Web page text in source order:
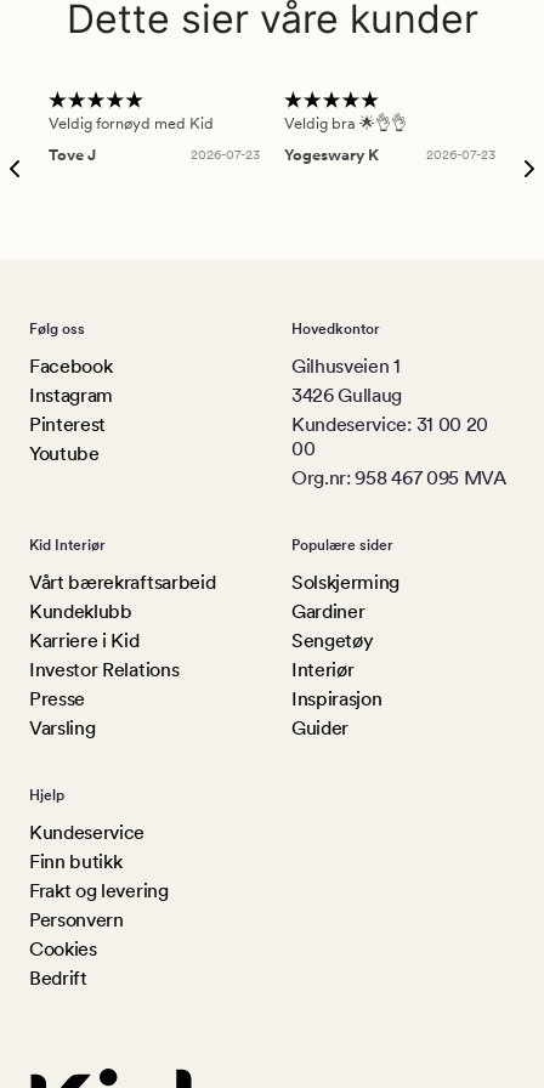
Dette sier våre kunder
Veldig fornøyd med Kid
Tove J
2026-07-23
Veldig bra 🌟👌👌
Yogeswary K
2026-07-23
Følg oss
Facebook
Instagram
Pinterest
Youtube
Hovedkontor
Gilhusveien 1
3426 Gullaug
Kundeservice: 31 00 20
00
Org.nr: 958 467 095 MVA
Kid Interiør
Vårt bærekraftsarbeid
Kundeklubb
Karriere i Kid
Investor Relations
Presse
Varsling
Populære sider
Solskjerming
Gardiner
Sengetøy
Interiør
Inspirasjon
Guider
Hjelp
Kundeservice
Finn butikk
Frakt og levering
Personvern
Cookies
Bedrift